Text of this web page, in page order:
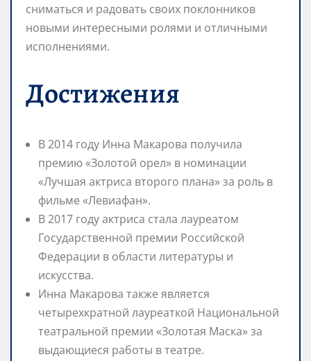
сниматься и радовать своих поклонников
новыми интересными ролями и отличными
исполнениями.
Достижения
В 2014 году Инна Макарова получила
премию «Золотой орел» в номинации
«Лучшая актриса второго плана» за роль в
фильме «Левиафан».
В 2017 году актриса стала лауреатом
Государственной премии Российской
Федерации в области литературы и
искусства.
Инна Макарова также является
четырехкратной лауреаткой Национальной
театральной премии «Золотая Маска» за
выдающиеся работы в театре.